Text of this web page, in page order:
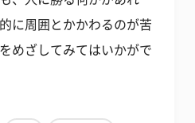
に周囲とかかわるのが苦
めざしてみてはいかがで